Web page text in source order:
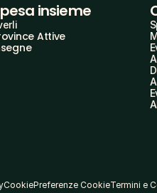
insieme
Attive
CookiePreferenze CookieTermini e